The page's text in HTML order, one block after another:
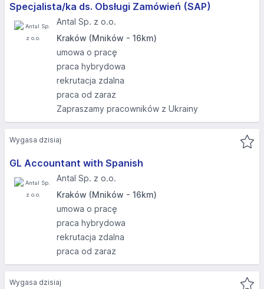
Specjalista/ka ds. Obsługi Zamówień (SAP)
Antal Sp. z o.o.
Kraków (Mników - 16km)
umowa o pracę
praca hybrydowa
rekrutacja zdalna
praca od zaraz
Zapraszamy pracowników z Ukrainy
GL Accountant with Spanish
Antal Sp. z o.o.
Kraków (Mników - 16km)
umowa o pracę
praca hybrydowa
rekrutacja zdalna
praca od zaraz
Wygasa dzisiaj
Wygasa dzisiaj